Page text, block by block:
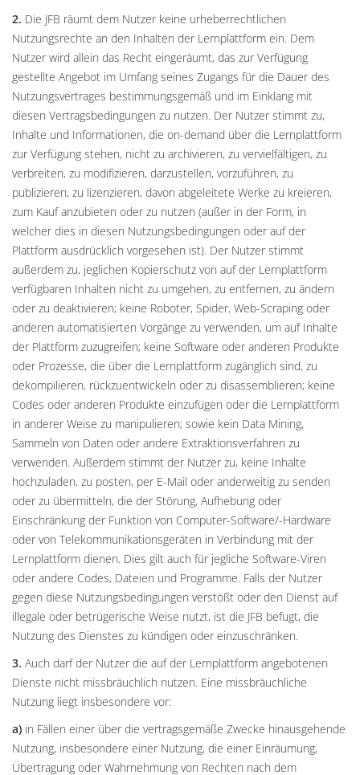
2. Die JFB räumt dem Nutzer keine urheberrechtlichen
Nutzungsrechte an den Inhalten der Lernplattform ein. Dem
Nutzer wird allein das Recht eingeräumt, das zur Verfügung
gestellte Angebot im Umfang seines Zugangs für die Dauer des
Nutzungsvertrages bestimmungsgemäß und im Einklang mit
diesen Vertragsbedingungen zu nutzen. Der Nutzer stimmt zu,
Inhalte und Informationen, die on-demand über die Lernplattform
zur Verfügung stehen, nicht zu archivieren, zu vervielfältigen, zu
verbreiten, zu modifizieren, darzustellen, vorzuführen, zu
publizieren, zu lizenzieren, davon abgeleitete Werke zu kreieren,
zum Kauf anzubieten oder zu nutzen (außer in der Form, in
welcher dies in diesen Nutzungsbedingungen oder auf der
Plattform ausdrücklich vorgesehen ist). Der Nutzer stimmt
außerdem zu, jeglichen Kopierschutz von auf der Lernplattform
verfügbaren Inhalten nicht zu umgehen, zu entfernen, zu ändern
oder zu deaktivieren; keine Roboter, Spider, Web-Scraping oder
anderen automatisierten Vorgänge zu verwenden, um auf Inhalte
der Plattform zuzugreifen; keine Software oder anderen Produkte
oder Prozesse, die über die Lernplattform zugänglich sind, zu
dekompilieren, rückzuentwickeln oder zu disassemblieren; keine
Codes oder anderen Produkte einzufügen oder die Lernplattform
in anderer Weise zu manipulieren; sowie kein Data Mining,
Sammeln von Daten oder andere Extraktionsverfahren zu
verwenden. Außerdem stimmt der Nutzer zu, keine Inhalte
hochzuladen, zu posten, per E-Mail oder anderweitig zu senden
oder zu übermitteln, die der Störung, Aufhebung oder
Einschränkung der Funktion von Computer-Software/-Hardware
oder von Telekommunikationsgeräten in Verbindung mit der
Lernplattform dienen. Dies gilt auch für jegliche Software-Viren
oder andere Codes, Dateien und Programme. Falls der Nutzer
gegen diese Nutzungsbedingungen verstößt oder den Dienst auf
illegale oder betrügerische Weise nutzt, ist die JFB befugt, die
Nutzung des Dienstes zu kündigen oder einzuschränken.
3. Auch darf der Nutzer die auf der Lernplattform angebotenen
Dienste nicht missbräuchlich nutzen. Eine missbräuchliche
Nutzung liegt insbesondere vor:
a) in Fällen einer über die vertragsgemäße Zwecke hinausgehende
Nutzung, insbesondere einer Nutzung, die einer Einräumung,
Übertragung oder Wahrnehmung von Rechten nach dem